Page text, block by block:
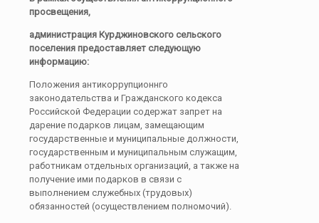
просвещения,
администрация Курджиновского сельского
поселения предоставляет следующую
информацию:
Положения антикоррупционнго
законодательства и Гражданского кодекса
Российской Федерации содержат запрет на
дарение подарков лицам, замещающим
государственные и муниципальные должности,
государственным и муниципальным служащим,
работникам отдельных организаций, а также на
получение ими подарков в связи с
выполнением служебных (трудовых)
обязанностей (осуществлением полномочий).